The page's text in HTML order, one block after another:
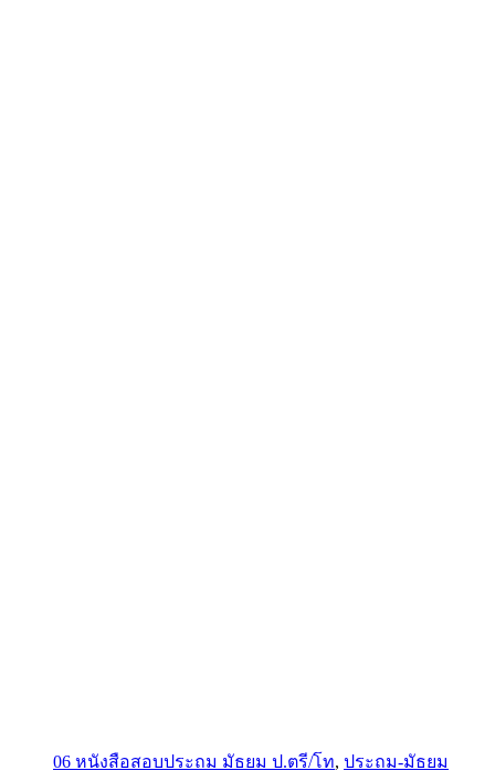
06 หนังสือสอบประถม มัธยม ป.ตรี/โท, ประถม-มัธยม